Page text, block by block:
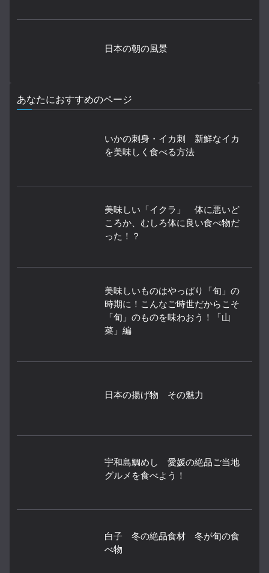
日本の朝の風景
あなたにおすすめのページ
いかの刺身・イカ刺 新鮮なイカ
を美味しく食べる方法
美味しい「イクラ」 体に悪いど
ころか、むしろ体に良い食べ物だ
った！？
美味しいものはやっぱり「旬」の
時期に！こんなご時世だからこそ
「旬」のものを味わおう！「山
菜」編
日本の揚げ物 その魅力
宇和島鯛めし 愛媛の絶品ご当地
グルメを食べよう！
白子 冬の絶品食材 冬が旬の食
べ物